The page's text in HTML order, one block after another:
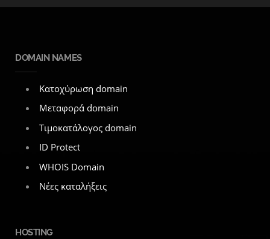
DOMAIN NAMES
Κατοχύρωση domain
Μεταφορά domain
Τιμοκατάλογος domain
ID Protect
WHOIS Domain
Νέες καταλήξεις
HOSTING